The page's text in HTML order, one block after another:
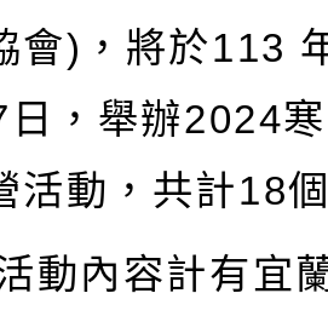
會)，將於113
，舉辦2024
活動，共計18
動內容計有宜